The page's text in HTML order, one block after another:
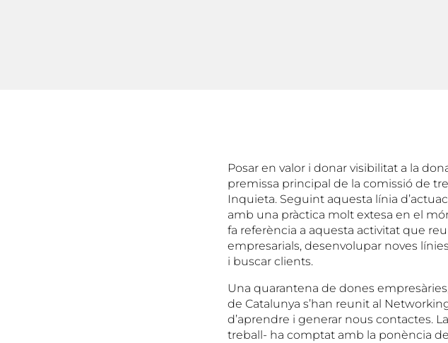
Posar en valor i donar visibilitat a la
premissa principal de la comissió de
Inquieta. Seguint aquesta línia
amb una pràctica molt extesa en el
fa referència a aquesta activitat que
empresarials, desenvolupar noves
i buscar clients.
Una quarantena de dones
de Catalunya s’han reunit al
d’aprendre i generar nous contactes.
treball- ha comptat amb la ponència